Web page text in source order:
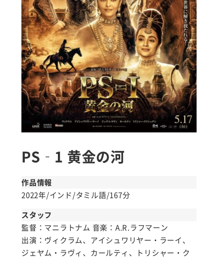
PS‐1 黄金の河
作品情報
2022年/インド/タミル語/167分
スタッフ
監督：マニラトナム 音楽：A.R.ラフマーン
出演：ヴィクラム、アイシュワリヤー・ラーイ、
ジェヤム・ラヴィ、カールティ、トリシャー・ク